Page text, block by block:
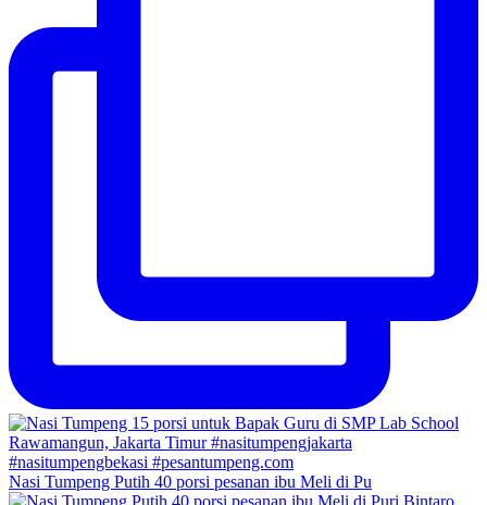
Nasi Tumpeng Putih 40 porsi pesanan ibu Meli di Pu